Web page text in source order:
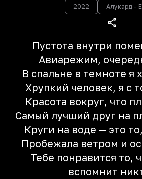
2022 Алукард -
Пустота внутри
Авиарежим,
В спальне в темноте я
Хрупкий человек, я с
Красота вокруг, что
Самый лучший друг на
Круги на воде — это
Пробежала ветром и
Тебе понравится то,
вспомнит